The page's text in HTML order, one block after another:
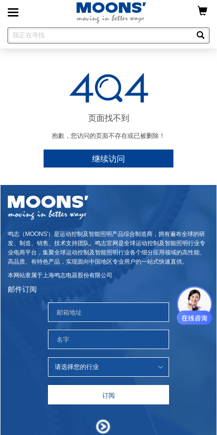
Toggle
navigation
页面找不到
抱歉，您访问的页面不存在或已被删除！
继续访问
鸣志（MOONS'）是运动控制及智能照明产品综合制造商，拥有遍布全球的研
发、制造、销售、技术支持团队。鸣志官网是全球运动控制及智能照明行业专
业电商平台，集聚全球运动控制及智能照明行业各个细分应用领域的高性能、
高品质、有特色产品，实现面向中国地区专业用户的一站式快速直供。
本网站隶属于上海鸣志电器股份有限公司
邮件订阅
订阅